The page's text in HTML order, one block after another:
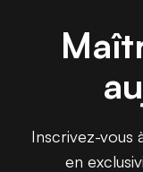
Inscrivez-vous
en